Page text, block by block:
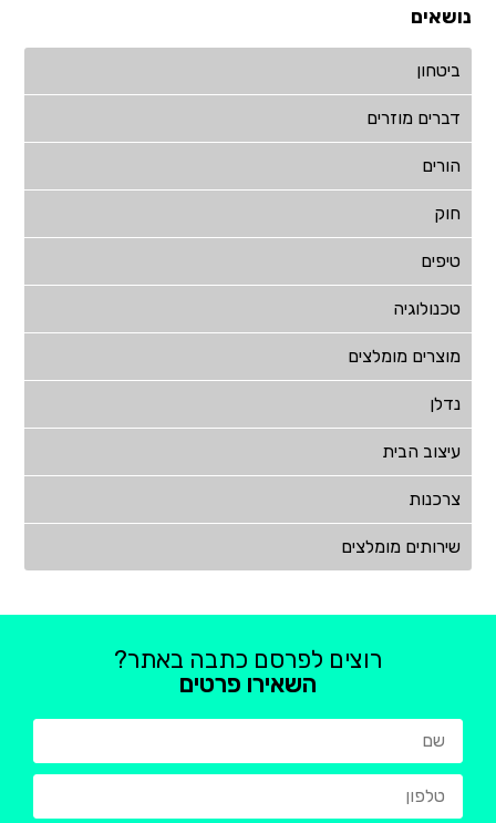
נושאים
ביטחון
דברים מוזרים
הורים
חוק
טיפים
טכנולוגיה
מוצרים מומלצים
נדלן
עיצוב הבית
צרכנות
שירותים מומלצים
רוצים לפרסם כתבה באתר?
השאירו פרטים